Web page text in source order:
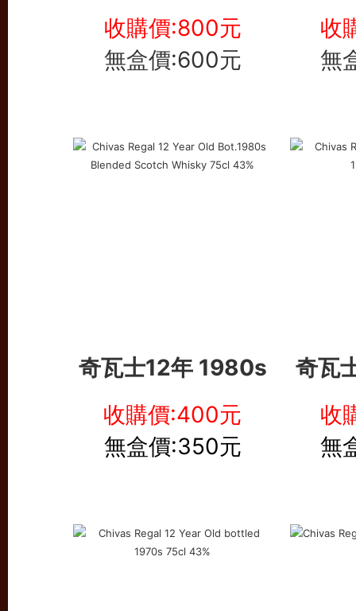
收購價:800元
無盒價:600元
收
無
奇瓦士12年 1980s
奇瓦
收購價:400元
無盒價:350元
收
無